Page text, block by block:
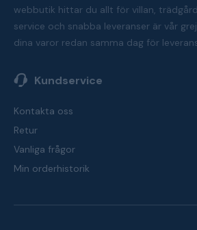
webbutik hittar du allt för villan,
service och snabba leveranser är vår
dina varor redan samma dag för
Kundservice
Kontakta oss
Retur
Vanliga frågor
Min orderhistorik